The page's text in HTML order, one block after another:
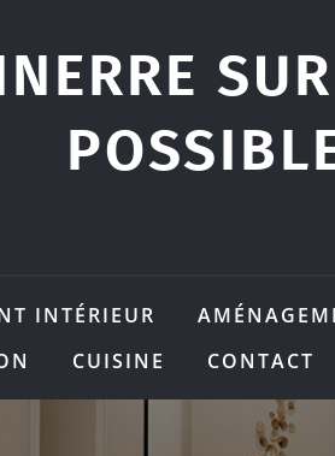
INTÉRIEUR
CUISINE CONTACT